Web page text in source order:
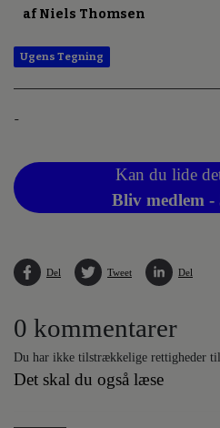
af Niels Thomsen
Ugens Tegning
-
Kan du lide
Bliv medlem -
Del Tweet Del
0 kommentarer
Du har ikke tilstrækkelige rettigheder
Det skal du også læse